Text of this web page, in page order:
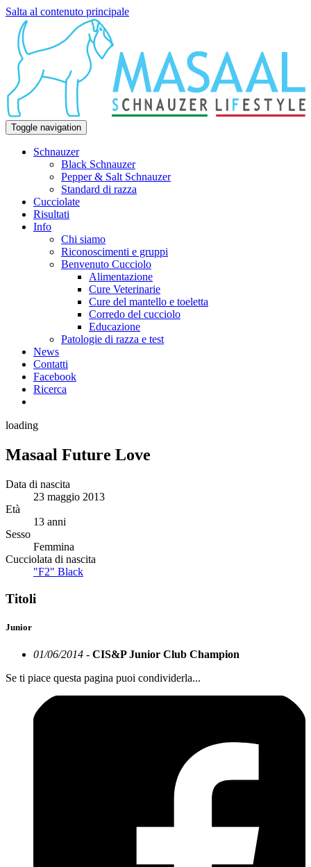
Salta al contenuto principale
Toggle navigation
Schnauzer
Black Schnauzer
Pepper & Salt Schnauzer
Standard di razza
Cucciolate
Risultati
Info
Chi siamo
Riconoscimenti e gruppi
Benvenuto Cucciolo
Alimentazione
Cure Veterinarie
Cure del mantello e toeletta
Corredo del cucciolo
Educazione
Patologie di razza e test
News
Contatti
Facebook
Ricerca
loading
Masaal Future Love
Data di nascita
23 maggio 2013
Età
13 anni
Sesso
Femmina
Cucciolata di nascita
"F2" Black
Titoli
Junior
01/06/2014 - CIS&P Junior Club Champion
Se ti piace questa pagina puoi condividerla...